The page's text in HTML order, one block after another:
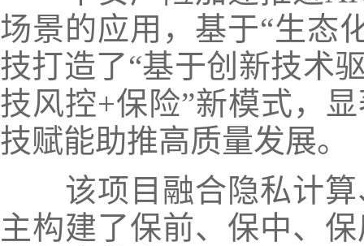
场景的应用，基于“生态
技打造了“基于创新技术
技风控+保险”新模式，
技赋能助推高质量发展。
该项目融合隐私计
主构建了保前、保中、